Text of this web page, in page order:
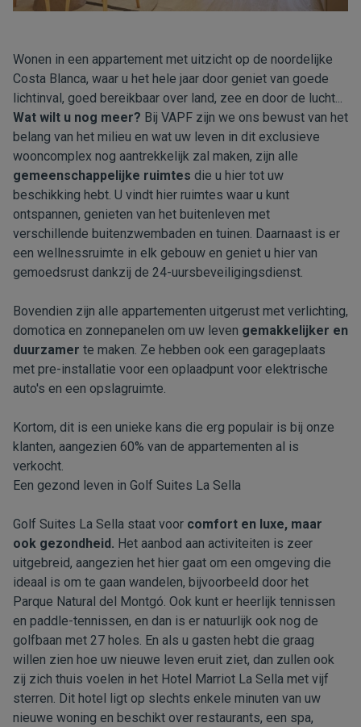
Wonen in een appartement met uitzicht op de noordelijke
Costa Blanca, waar u het hele jaar door geniet van goede
lichtinval, goed bereikbaar over land, zee en door de lucht...
Wat wilt u nog meer? Bij VAPF zijn we ons bewust van het
belang van het milieu en wat uw leven in dit exclusieve
wooncomplex nog aantrekkelijk zal maken, zijn alle
gemeenschappelijke ruimtes die u hier tot uw
beschikking hebt. U vindt hier ruimtes waar u kunt
ontspannen, genieten van het buitenleven met
verschillende buitenzwembaden en tuinen. Daarnaast is er
een wellnessruimte in elk gebouw en geniet u hier van
gemoedsrust dankzij de 24-uursbeveiligingsdienst.
Bovendien zijn alle appartementen uitgerust met verlichting,
domotica en zonnepanelen om uw leven gemakkelijker en
duurzamer te maken. Ze hebben ook een garageplaats
met pre-installatie voor een oplaadpunt voor elektrische
auto's en een opslagruimte.
Kortom, dit is een unieke kans die erg populair is bij onze
klanten, aangezien 60% van de appartementen al is
verkocht.
Een gezond leven in Golf Suites La Sella
Golf Suites La Sella staat voor comfort en luxe, maar
ook gezondheid. Het aanbod aan activiteiten is zeer
uitgebreid, aangezien het hier gaat om een omgeving die
ideaal is om te gaan wandelen, bijvoorbeeld door het
Parque Natural del Montgó. Ook kunt er heerlijk tennissen
en paddle-tennissen, en dan is er natuurlijk ook nog de
golfbaan met 27 holes. En als u gasten hebt die graag
willen zien hoe uw nieuwe leven eruit ziet, dan zullen ook
zij zich thuis voelen in het Hotel Marriot La Sella met vijf
sterren. Dit hotel ligt op slechts enkele minuten van uw
nieuwe woning en beschikt over restaurants, een spa,